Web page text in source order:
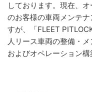
しております。現在、
のお客様の車両メンテ
すが、「FLEET
人リース車両の整備・
およびオペレーション構